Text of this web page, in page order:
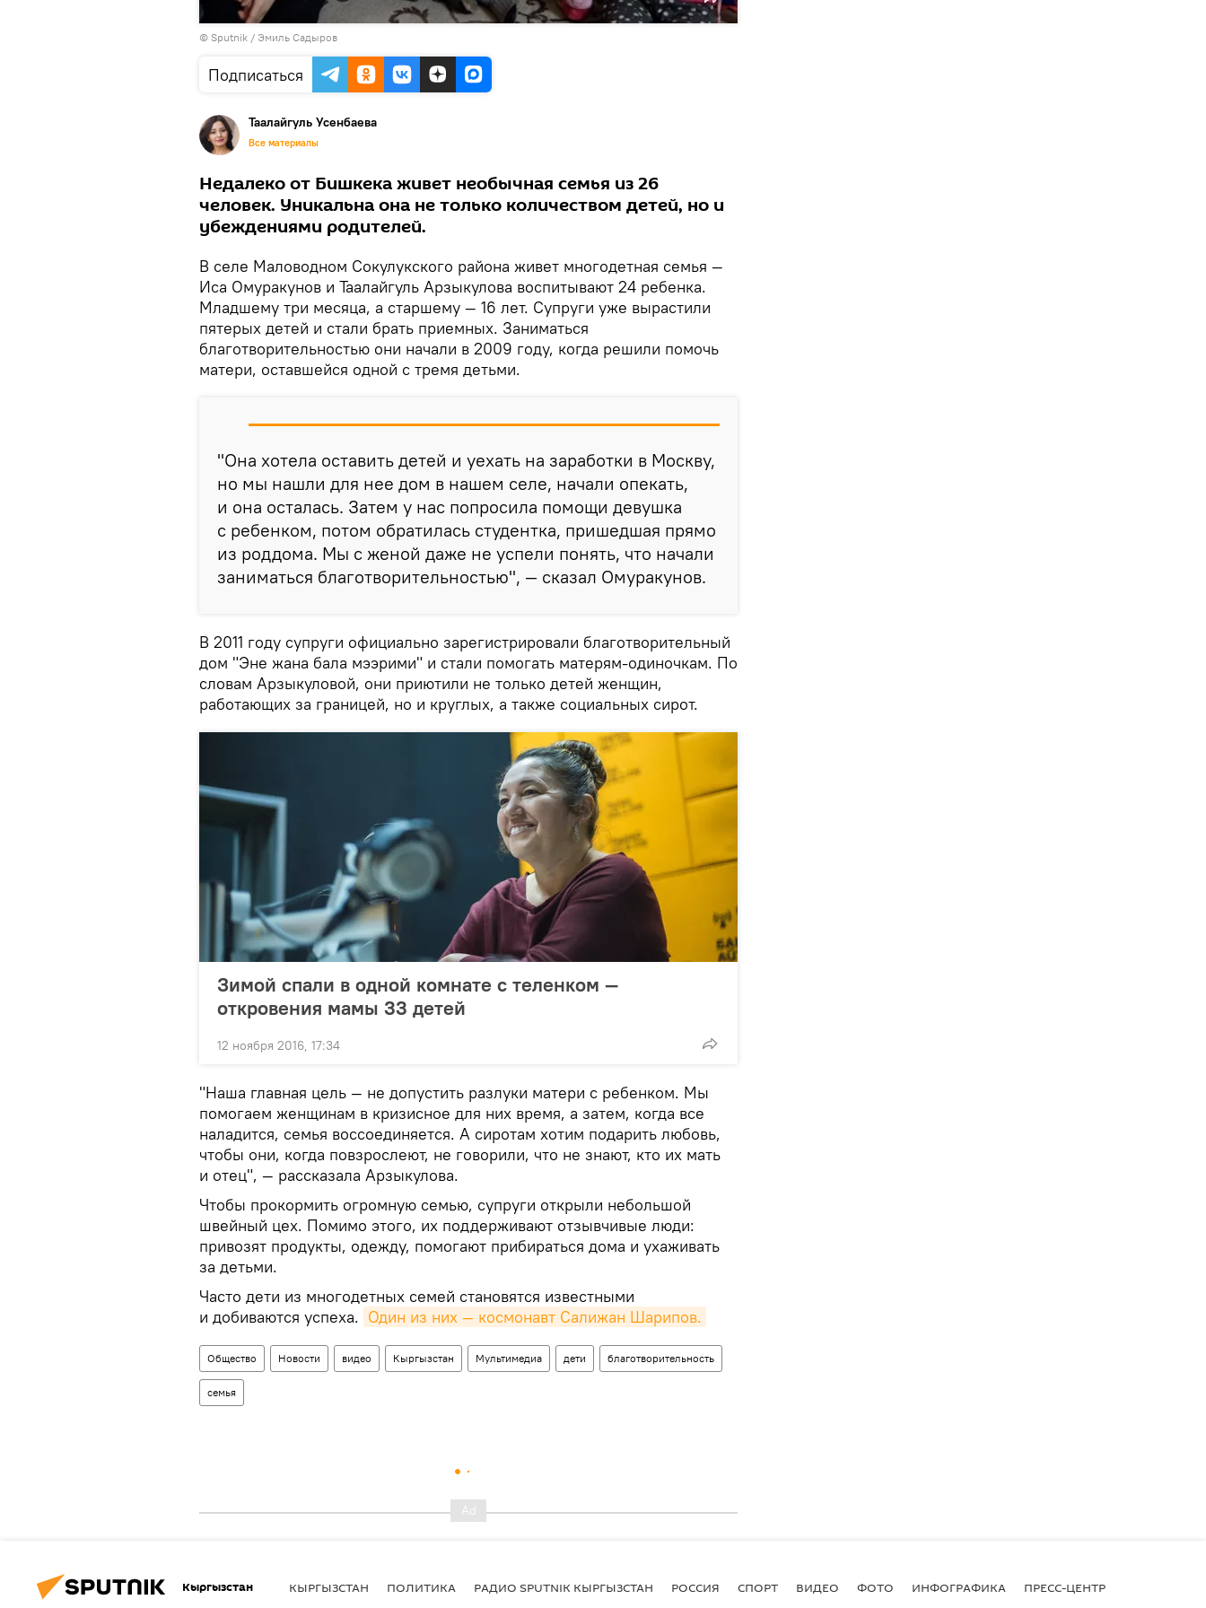
Воспроизвести
видео
© Sputnik / Эмиль Садыров
Подписаться
Таалайгуль Усенбаева
Все материалы
Недалеко от Бишкека живет необычная семья из 26
человек. Уникальна она не только количеством детей, но и
убеждениями родителей.
В селе Маловодном Сокулукского района живет многодетная семья —
Иса Омуракунов и Таалайгуль Арзыкулова воспитывают 24 ребенка.
Младшему три месяца, а старшему — 16 лет. Супруги уже вырастили
пятерых детей и стали брать приемных. Заниматься
благотворительностью они начали в 2009 году, когда решили помочь
матери, оставшейся одной с тремя детьми.
"Она хотела оставить детей и уехать на заработки в Москву,
но мы нашли для нее дом в нашем селе, начали опекать,
и она осталась. Затем у нас попросила помощи девушка
с ребенком, потом обратилась студентка, пришедшая прямо
из роддома. Мы с женой даже не успели понять, что начали
заниматься благотворительностью", — сказал Омуракунов.
В 2011 году супруги официально зарегистрировали благотворительный
дом "Эне жана бала мээрими" и стали помогать матерям-одиночкам. По
словам Арзыкуловой, они приютили не только детей женщин,
работающих за границей, но и круглых, а также социальных сирот.
Зимой спали в одной комнате с теленком —
откровения мамы 33 детей
12 ноября 2016, 17:34
"Наша главная цель — не допустить разлуки матери с ребенком. Мы
помогаем женщинам в кризисное для них время, а затем, когда все
наладится, семья воссоединяется. А сиротам хотим подарить любовь,
чтобы они, когда повзрослеют, не говорили, что не знают, кто их мать
и отец", — рассказала Арзыкулова.
Чтобы прокормить огромную семью, супруги открыли небольшой
швейный цех. Помимо этого, их поддерживают отзывчивые люди:
привозят продукты, одежду, помогают прибираться дома и ухаживать
за детьми.
Часто дети из многодетных семей становятся известными
и добиваются успеха. Один из них — космонавт Салижан Шарипов.
Общество Новости видео Кыргызстан Мультимедиа дети благотворительность
семья
Кыргызстан КЫРГЫЗСТАН ПОЛИТИКА РАДИО SPUTNIK КЫРГЫЗСТАН РОССИЯ СПОРТ ВИДЕО ФОТО ИНФОГРАФИКА ПРЕСС-ЦЕНТР